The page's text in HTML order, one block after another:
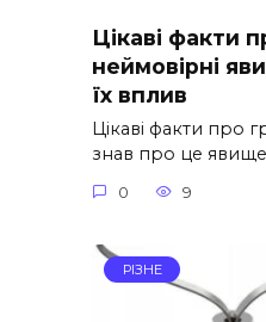
Цікаві факти
неймовірні
їх вплив
Цікаві факти про
знав про це явище
0 9
РІЗНЕ